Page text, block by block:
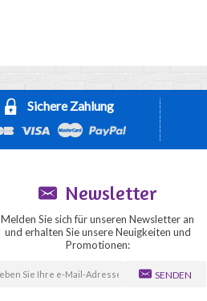
Sichere Zahlung
Newsletter
Melden Sie sich für unseren Newsletter an
und erhalten Sie unsere Neuigkeiten und
Promotionen:
SENDEN